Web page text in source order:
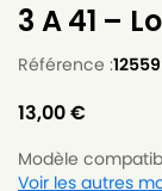
3 A 41 –
Référence :
13,00€
Modèle
Voir les autres